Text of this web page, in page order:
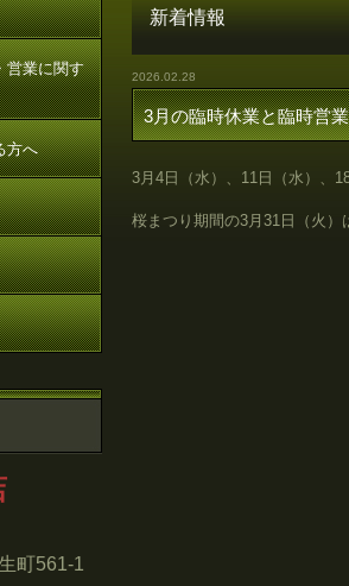
新着情報
2026.02.28
3月の臨時休業と臨時営業
3月4日（水）、11日（水）、
桜まつり期間の3月31日（火
営業に関す
方へ
町561-1